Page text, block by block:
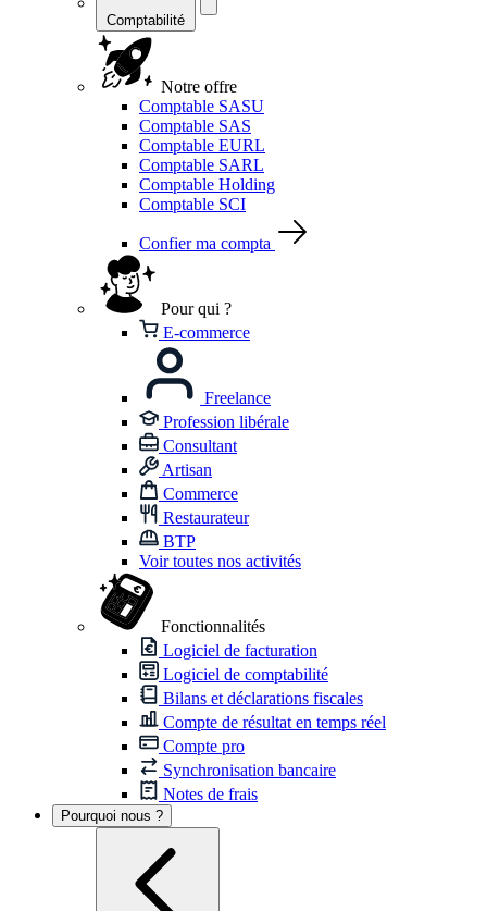
Comptabilité
Notre offre
Comptable SASU
Comptable SAS
Comptable EURL
Comptable SARL
Comptable Holding
Comptable SCI
Confier ma compta
Pour qui ?
E-commerce
Freelance
Profession libérale
Consultant
Artisan
Commerce
Restaurateur
BTP
Voir toutes nos activités
Fonctionnalités
Logiciel de facturation
Logiciel de comptabilité
Bilans et déclarations fiscales
Compte de résultat en temps réel
Compte pro
Synchronisation bancaire
Notes de frais
Pourquoi nous ?